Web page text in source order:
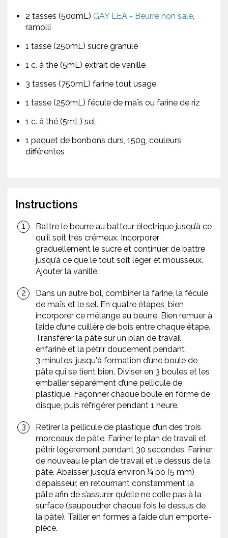
2 tasses (500mL) GAY LEA - Beurre non salé,
ramolli
1 tasse (250mL) sucre granulé
1 c. à thé (5mL) extrait de vanille
3 tasses (750mL) farine tout usage
1 tasse (250mL) fécule de maïs ou farine de riz
1 c. à thé (5mL) sel
1 paquet de bonbons durs, 150g, couleurs
différentes
Instructions
Battre le beurre au batteur électrique jusqu’à ce
qu'il soit très crémeux. Incorporer
graduellement le sucre et continuer de battre
jusqu’à ce que le tout soit léger et mousseux.
Ajouter la vanille.
Dans un autre bol, combiner la farine, la fécule
de maïs et le sel. En quatre étapes, bien
incorporer ce mélange au beurre. Bien remuer à
l’aide d’une cuillère de bois entre chaque étape.
Transférer la pâte sur un plan de travail
enfariné et la pétrir doucement pendant
3 minutes, jusqu'à formation d’une boule de
pâte qui se tient bien. Diviser en 3 boules et les
emballer séparément d’une pellicule de
plastique. Façonner chaque boule en forme de
disque, puis réfrigérer pendant 1 heure.
Retirer la pellicule de plastique d’un des trois
morceaux de pâte. Fariner le plan de travail et
pétrir légèrement pendant 30 secondes. Fariner
de nouveau le plan de travail et le dessus de la
pâte. Abaisser jusqu’à environ ¼ po (5 mm)
d’épaisseur, en retournant constamment la
pâte afin de s’assurer qu’elle ne colle pas à la
surface (saupoudrer chaque fois le dessus de
la pâte). Tailler en formes à l’aide d’un emporte-
pièce.